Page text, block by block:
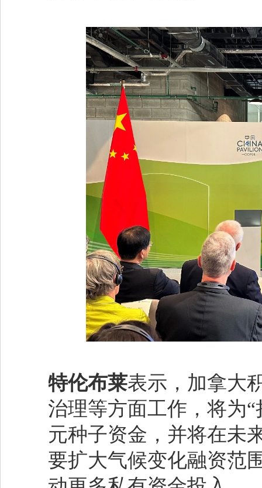
特伦布莱表示，加拿大
治理等方面工作，将为
元种子资金，并将在未
要扩大气候变化融资范